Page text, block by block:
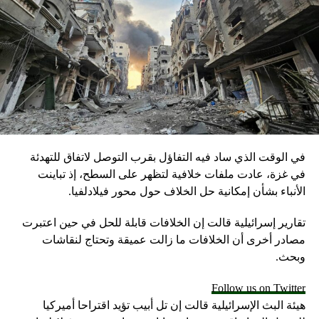
حيّ على الفلاح يا أزهر
DON'T MISS
نائب كويتي: هجوم الأهواز على الأرجح تدبير مخابرات
إيران.. وهذه أغراضه
في الوقت الذي ساد فيه التفاؤل بقرب التوصل لاتفاق للتهدئة
في غزة، عادت ملفات خلافية لتظهر على السطح، إذ تباينت
الأنباء بشأن إمكانية حل الخلاف حول محور فيلادلفيا.
تقارير إسرائيلية قالت إن الخلافات قابلة للحل في حين اعتبرت
مصادر أخرى أن الخلافات ما زالت عميقة وتحتاج لنقاشات
وبحث.
Follow us on Twitter
هيئة البث الإسرائيلية قالت إن تل أبيب تؤيد اقتراحا أميركيا